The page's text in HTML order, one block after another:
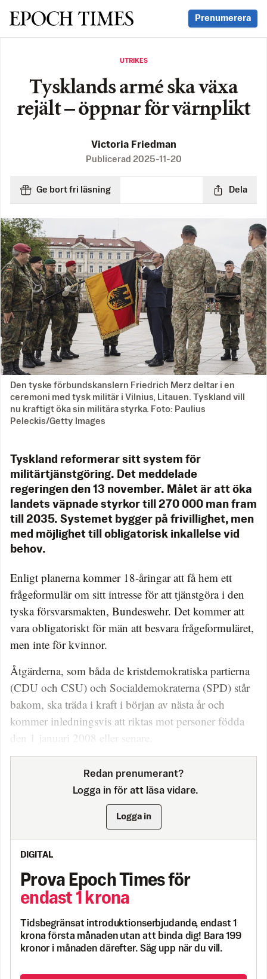
Svenska Epoch Times Prenumerera
UTRIKES
Tysklands armé ska växa
rejält – öppnar för värnplikt
Victoria Friedman
Publicerad 2025-11-20
Ge bort fri läsning Dela
Den tyske förbundskanslern Friedrich Merz deltar i en
ceremoni med tysk militär i Vilnius, Litauen. Tyskland vill
nu kraftigt öka sin militära styrka. Foto: Paulius
Peleckis/Getty Images
Tyskland reformerar sitt system för
militärtjänstgöring. Det meddelade
regeringen den 13 november. Målet är att öka
landets väpnade styrkor till 270 000 man fram
till 2035. Systemet bygger på frivillighet, men
med möjlighet till obligatorisk inkallelse vid
behov.
Enligt planerna kommer 18-åringar att få hem ett
frågeformulär om sitt intresse för att tjänstgöra i den
tyska försvarsmakten, Bundeswehr. Det kommer att
vara obligatoriskt för män att besvara frågeformuläret,
men inte för kvinnor.
Åtgärderna, som båda de kristdemokratiska partierna
(CDU och CSU) och Socialdemokraterna (SPD) står
bakom, ska träda i kraft i början av nästa år och
kommer inledningsvis att riktas mot personer födda
den 1 januari 2008 eller senare.
Redan prenumerant?
Logga in för att läsa vidare.
Logga in
DIGITAL
Prova Epoch Times för
endast 1 krona
Tidsbegränsat introduktionserbjudande, endast 1
krona första månaden utan att binda dig! Bara 199
kronor i månaden därefter. Säg upp när du vill.